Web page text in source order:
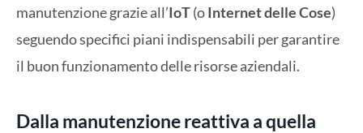
manutenzione grazie all’IoT(oInternet delle Cose)
seguendo specifici piani indispensabili per garantire
il buon funzionamento delle risorse aziendali.
Dalla manutenzione reattiva a quella